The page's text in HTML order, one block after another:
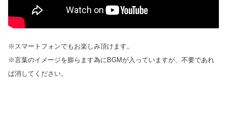
※スマートフォンでもお楽しみ頂けます。
※言葉のイメージを膨らます為にBGMが入っていますが、不要であれ
ば消してください。